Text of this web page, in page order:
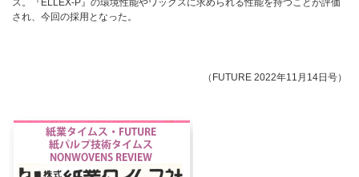
ス。『ELLEX-P』の環境性能やワックスに求められる性能を持つことが評価
され、今回の採用となった。
（FUTURE 2022年11月14日号）